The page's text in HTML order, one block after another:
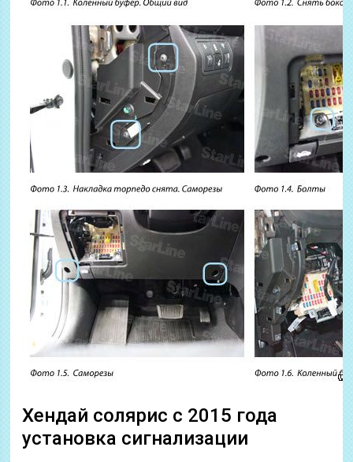
Хендай солярис с 2015 года
установка сигнализации